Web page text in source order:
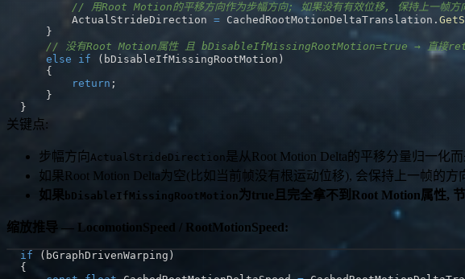
// 用Root Motion的平移方向作为步幅方向; 如果没有有效位移, 保持上一帧方
        ActualStrideDirection
= CachedRootMotionDeltaTranslation .
}
// 没有Root Motion属性 且 bDisableIfMissingRootMotion=true → 直接
else
if ( bDisableIfMissingRootMotion )
{
return ;
}
}
关键点:
步幅方向ActualStrideDirection是从Root Motion Delta的平移分量归一化
如果Root Motion Delta为空(比如当前帧没有根运动位移), 会保持上一帧的方
如果 bDisableIfMissingRootMotion为true且完全拿不到Root Motion属性,
缩放推导 — LocomotionSpeed / RootMotionSpeed:
if ( bGraphDrivenWarping )
{